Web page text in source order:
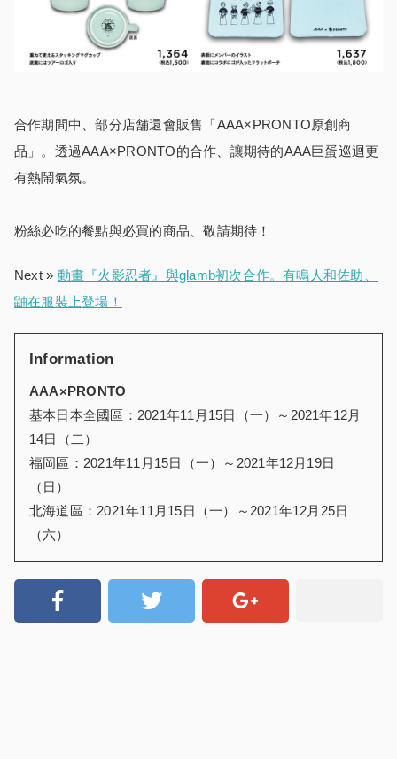
合作期間中、部分店舗還會販售「AAA×PRONTO原創商
品」。透過AAA×PRONTO的合作、讓期待的AAA巨蛋巡迴更
有熱鬧氣氛。
粉絲必吃的餐點與必買的商品、敬請期待！
Next » 動畫『火影忍者』與glamb初次合作。有鳴人和佐助、
鼬在服裝上登場！
Information
AAA×PRONTO
基本日本全國區：2021年11月15日（一）～2021年12月
14日（二）
福岡區：2021年11月15日（一）～2021年12月19日
（日）
北海道區：2021年11月15日（一）～2021年12月25日
（六）